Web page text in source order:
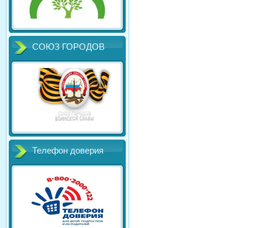
СОЮЗ ГОРОДОВ
Телефон доверия